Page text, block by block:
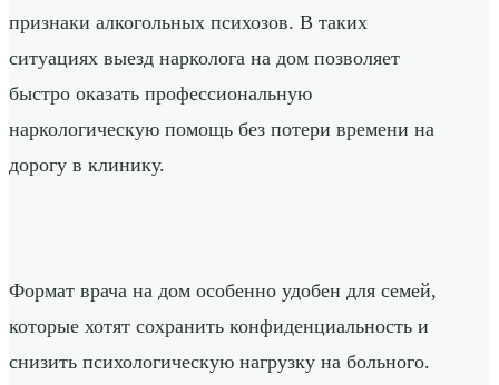
признаки алкогольных психозов. В таких
ситуациях выезд нарколога на дом позволяет
быстро оказать профессиональную
наркологическую помощь без потери времени на
дорогу в клинику.
Формат врача на дом особенно удобен для семей,
которые хотят сохранить конфиденциальность и
снизить психологическую нагрузку на больного.